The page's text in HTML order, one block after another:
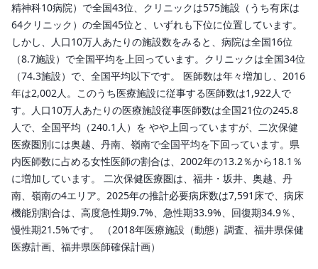
精神科10病院）で全国43位、クリニックは575施設（うち有床は
64クリニック）の全国45位と、いずれも下位に位置しています。
しかし、人口10万人あたりの施設数をみると、病院は全国16位
（8.7施設）で全国平均を上回っています。クリニックは全国34位
（74.3施設）で、全国平均以下です。 医師数は年々増加し、2016
年は2,002人。このうち医療施設に従事する医師数は1,922人で
す。人口10万人あたりの医療施設従事医師数は全国21位の245.8
人で、全国平均（240.1人）を やや上回っていますが、二次保健
医療圏別には奥越、丹南、嶺南で全国平均を下回っています。県
内医師数に占める女性医師の割合は、2002年の13.2％から18.1％
に増加しています。 二次保健医療圏は、福井・坂井、奥越、丹
南、嶺南の4エリア。2025年の推計必要病床数は7,591床で、病床
機能別割合は、高度急性期9.7%、急性期33.9%、回復期34.9％、
慢性期21.5%です。 （2018年医療施設（動態）調査、福井県保健
医療計画、福井県医師確保計画）